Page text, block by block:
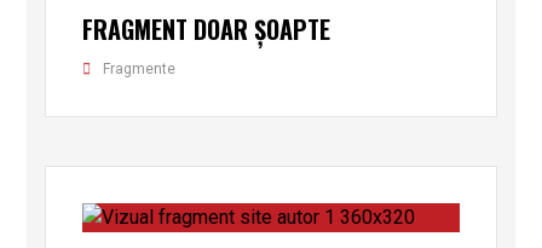
FRAGMENT DOAR ȘOAPTE
Fragmente